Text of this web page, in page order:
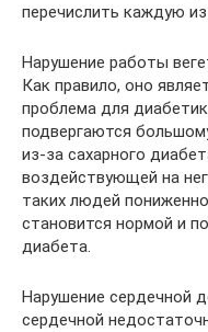
перечислить каждую из
Нарушение работы
Как правило, оно
проблема для
подвергаются
из-за сахарного
воздействующей на
таких людей
становится нормой и
диабета.
Нарушение сердечной
сердечной